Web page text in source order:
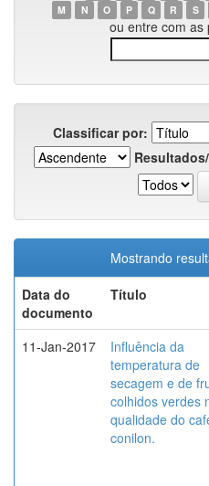
M
N O P Q R S
ou entre com as
Classificar por:
Mostrando
Data do
documento
Título
11-Jan-2017
Influência da
temperatura de
secagem e de
colhidos verdes
qualidade do
conilon.